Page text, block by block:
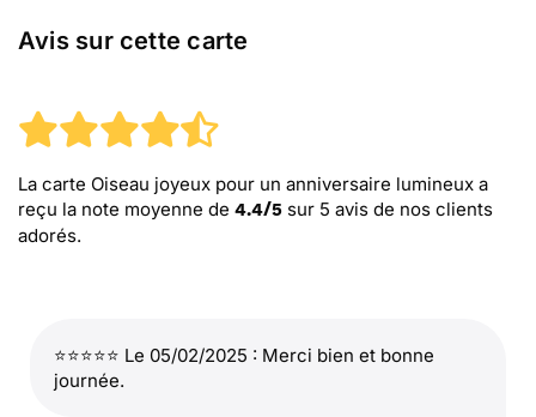
Avis sur cette carte
La carte Oiseau joyeux pour un anniversaire lumineux a
reçu la note moyenne de 4.4/5 sur 5 avis de nos clients
adorés.
⭐⭐⭐⭐⭐ Le 05/02/2025 : Merci bien et bonne
journée.